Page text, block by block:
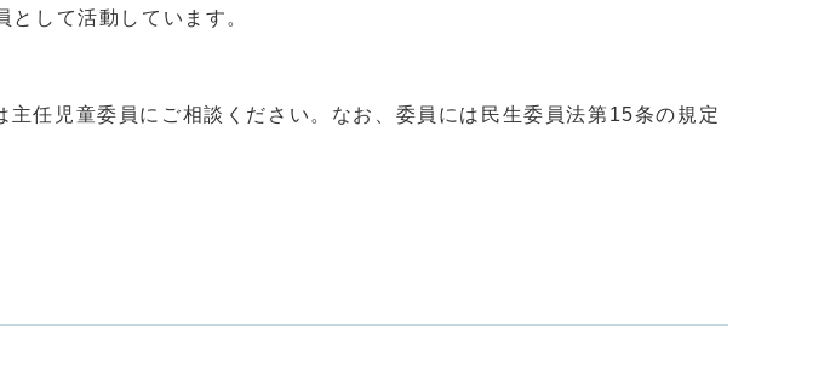
して活動しています。
任児童委員にご相談ください。なお、委員には民生委員法第15条の規定